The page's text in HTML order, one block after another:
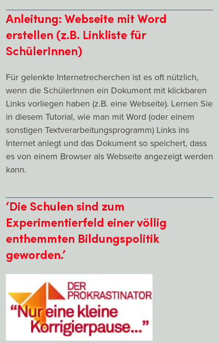
Anleitung: Webseite mit Word
erstellen (z.B. Linkliste für
SchülerInnen)
Für gelenkte Internetrecherchen ist es oft nützlich,
wenn die SchülerInnen ein Dokument mit klickbaren
Links vorliegen haben (z.B. eine Webseite). Lernen Sie
in diesem Tutorial, wie man mit Word (oder einem
sonstigen Textverarbeitungsprogramm) Links ins
Internet anlegt und das Dokument so speichert, dass
es von einem Browser als Webseite angezeigt werden
kann.
‘Die Schulen sind zum
Experimentierfeld einer völlig
enthemmten Bildungspolitik
geworden.’